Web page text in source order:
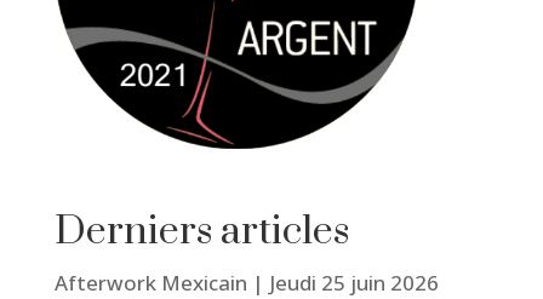
Derniers articles
Afterwork Mexicain | Jeudi 25 juin 2026